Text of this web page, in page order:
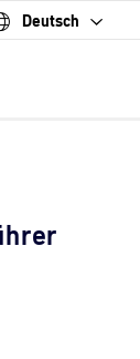
Deutsch